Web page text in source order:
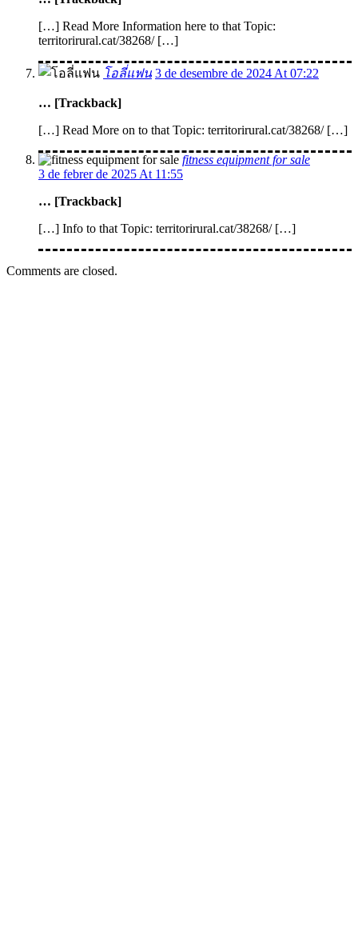
[…] Read More Information here to that Topic:
territorirural.cat/38268/ […]
โอลี่แฟน 3 de desembre de 2024 At 07:22
… [Trackback]
[…] Read More on to that Topic: territorirural.cat/38268/ […]
fitness equipment for sale
3 de febrer de 2025 At 11:55
… [Trackback]
[…] Info to that Topic: territorirural.cat/38268/ […]
Comments are closed.